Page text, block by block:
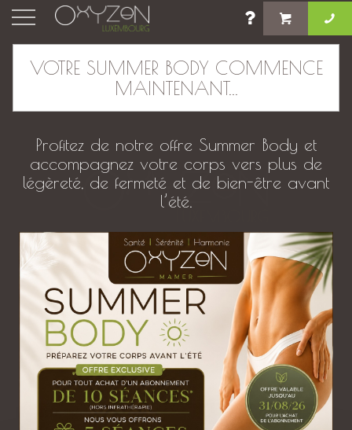
Nos établissements
00352 661 271 063
contact@oxyzen.lu
2A rue de la Libération
L-8245 - Mamer, Luxembourg
Nous contacter
VOTRE SUMMER BODY COMMENCE
MAINTENANT...
Profitez de notre offre Summer Body et
accompagnez votre corps vers plus de
légèreté, de fermeté et de bien-être avant
l’été.
×